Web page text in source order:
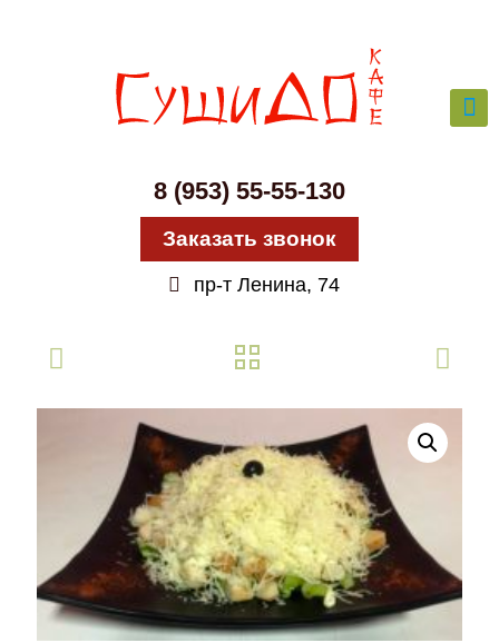
8 (953) 55-55-130
Заказать звонок
пр-т Ленина, 74